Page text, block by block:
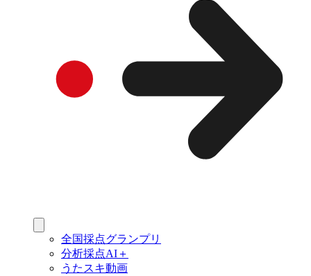
全国採点グランプリ
分析採点AI＋
うたスキ動画